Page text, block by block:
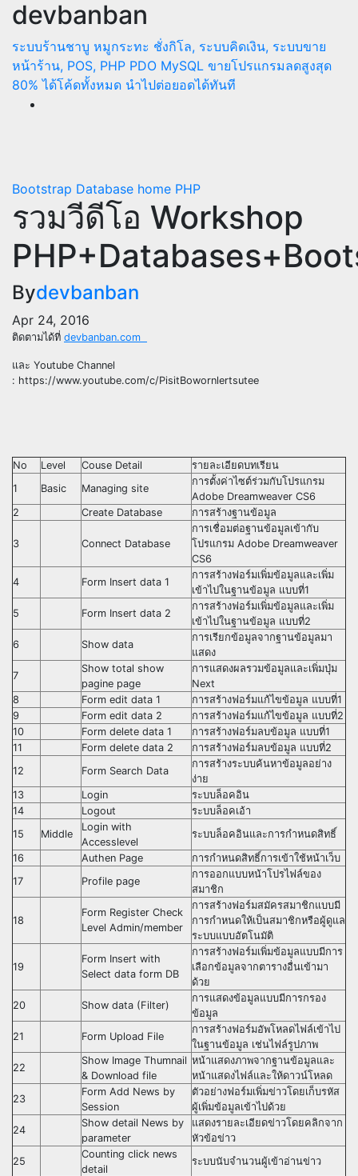
Skip
content
devbanban
ระบบร้านชาบู หมูกระทะ ชั่งกิโล, ระบบคิดเงิน, ระบบขาย
หน้าร้าน, POS, PHP PDO MySQL ขายโปรแกรมลดสูงสุด
80% ได้โค้ดทั้งหมด นำไปต่อยอดได้ทันที
Bootstrap Database home PHP
รวมวีดีโอ Workshop
Bydevbanban
Apr 24, 2016
ติดตามได้ที่ devbanban.com
และ Youtube Channel
: https://www.youtube.com/c/PisitBowornlertsutee
No Level Couse Detail
รายละเอียดบทเรียน
1
Basic Managing site
การตั้งค่าไซต์ร่วมกับโปรแกรม
Adobe Dreamweaver CS6
2
Create Database การสร้างฐานข้อมูล
3 Connect Database
การเชื่อมต่อฐานข้อมูลเข้ากับ
โปรแกรม Adobe Dreamweaver
CS6
4
Form Insert data 1
การสร้างฟอร์มเพิ่มข้อมูลและเพิ่ม
เข้าไปในฐานข้อมูล แบบที่1
5
Form Insert data 2
การสร้างฟอร์มเพิ่มข้อมูลและเพิ่ม
เข้าไปในฐานข้อมูล แบบที่2
6
Show data
การเรียกข้อมูลจากฐานข้อมูลมา
แสดง
7
Show total show
pagine page
การแสดงผลรวมข้อมูลและเพิ่มปุ่ม
Next
8
Form edit data 1
การสร้างฟอร์มแก้ไขข้อมูล แบบที่1
9
Form edit data 2
การสร้างฟอร์มแก้ไขข้อมูล แบบที่2
10
Form delete data 1
การสร้างฟอร์มลบข้อมูล แบบที่1
11
Form delete data 2
การสร้างฟอร์มลบข้อมูล แบบที่2
12
Form Search Data
การสร้างระบบค้นหาข้อมูลอย่าง
ง่าย
13
Login
ระบบล็อคอิน
14
Logout
ระบบล็อคเอ้า
15
Middle
Login with
Accesslevel
ระบบล็อคอินและการกำหนดสิทธิ์
16
Authen Page
การกำหนดสิทธิ์การเข้าใช้หน้าเว็บ
17
Profile page
การออกแบบหน้าโปรไฟล์ของ
สมาชิก
18
Form Register Check
Level Admin/member
การสร้างฟอร์มสมัครสมาชิกแบบมี
การกำหนดให้เป็นสมาชิกหรือผู้ดูแล
ระบบแบบอัตโนมัติ
19
Form Insert with
Select data form DB
การสร้างฟอร์มเพิ่มข้อมูลแบบมีการ
เลือกข้อมูลจากตารางอื่นเข้ามา
ด้วย
20
Show data (Filter)
การแสดงข้อมูลแบบมีการกรอง
ข้อมูล
21
Form Upload File
การสร้างฟอร์มอัพโหลดไฟล์เข้าไป
ในฐานข้อมูล เช่นไฟล์รูปภาพ
22
Show Image Thumnail
& Download file
หน้าแสดงภาพจากฐานข้อมูลและ
หน้าแสดงไฟล์และให้ดาวน์โหลด
23
Form Add News by
Session
ตัวอย่างฟอร์มเพิ่มข่าวโดยเก็บรหัส
ผู้เพิ่มข้อมูลเข้าไปด้วย
24
Show detail News by
parameter
แสดงรายละเอียดข่าวโดยคลิกจาก
หัวข้อข่าว
25
Counting click news
detail
ระบบนับจำนวนผู้เข้าอ่านข่าว